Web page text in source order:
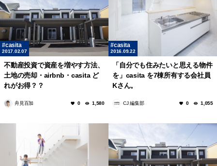
casita
2017.02.07
不動産投資で資産を増やす方法、
土地の売却・airbnb・casita ど
れがお得？？
舟見百加 0 1,580
casita
2016.09.22
「自分でも住みたいと思える物件
を」casita を7棟所有する会社員
Kさん。
CJ 編集部 0 1,055